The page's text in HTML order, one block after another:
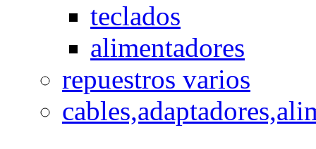
teclados
alimentadores
repuestros varios